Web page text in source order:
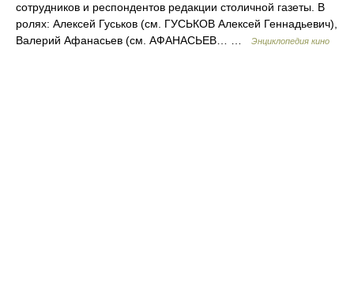
сотрудников и респондентов редакции столичной газеты. В
ролях: Алексей Гуськов (см. ГУСЬКОВ Алексей Геннадьевич),
Валерий Афанасьев (см. АФАНАСЬЕВ… …
Энциклопедия кино